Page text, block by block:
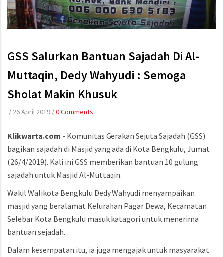
GSS Salurkan Bantuan Sajadah Di Al-
Muttaqin, Dedy Wahyudi : Semoga
Sholat Makin Khusuk
/ 26 April 2019 /0 Comments
Klikwarta.com - Komunitas Gerakan Sejuta Sajadah (GSS)
bagikan sajadah di Masjid yang ada di Kota Bengkulu, Jumat
(26/4/2019). Kali ini GSS memberikan bantuan 10 gulung
sajadah untuk Masjid Al-Muttaqin.
Wakil Walikota Bengkulu Dedy Wahyudi menyampaikan
masjid yang beralamat Kelurahan Pagar Dewa, Kecamatan
Selebar Kota Bengkulu masuk katagori untuk menerima
bantuan sejadah.
Dalam kesempatan itu, ia juga mengajak untuk masyarakat